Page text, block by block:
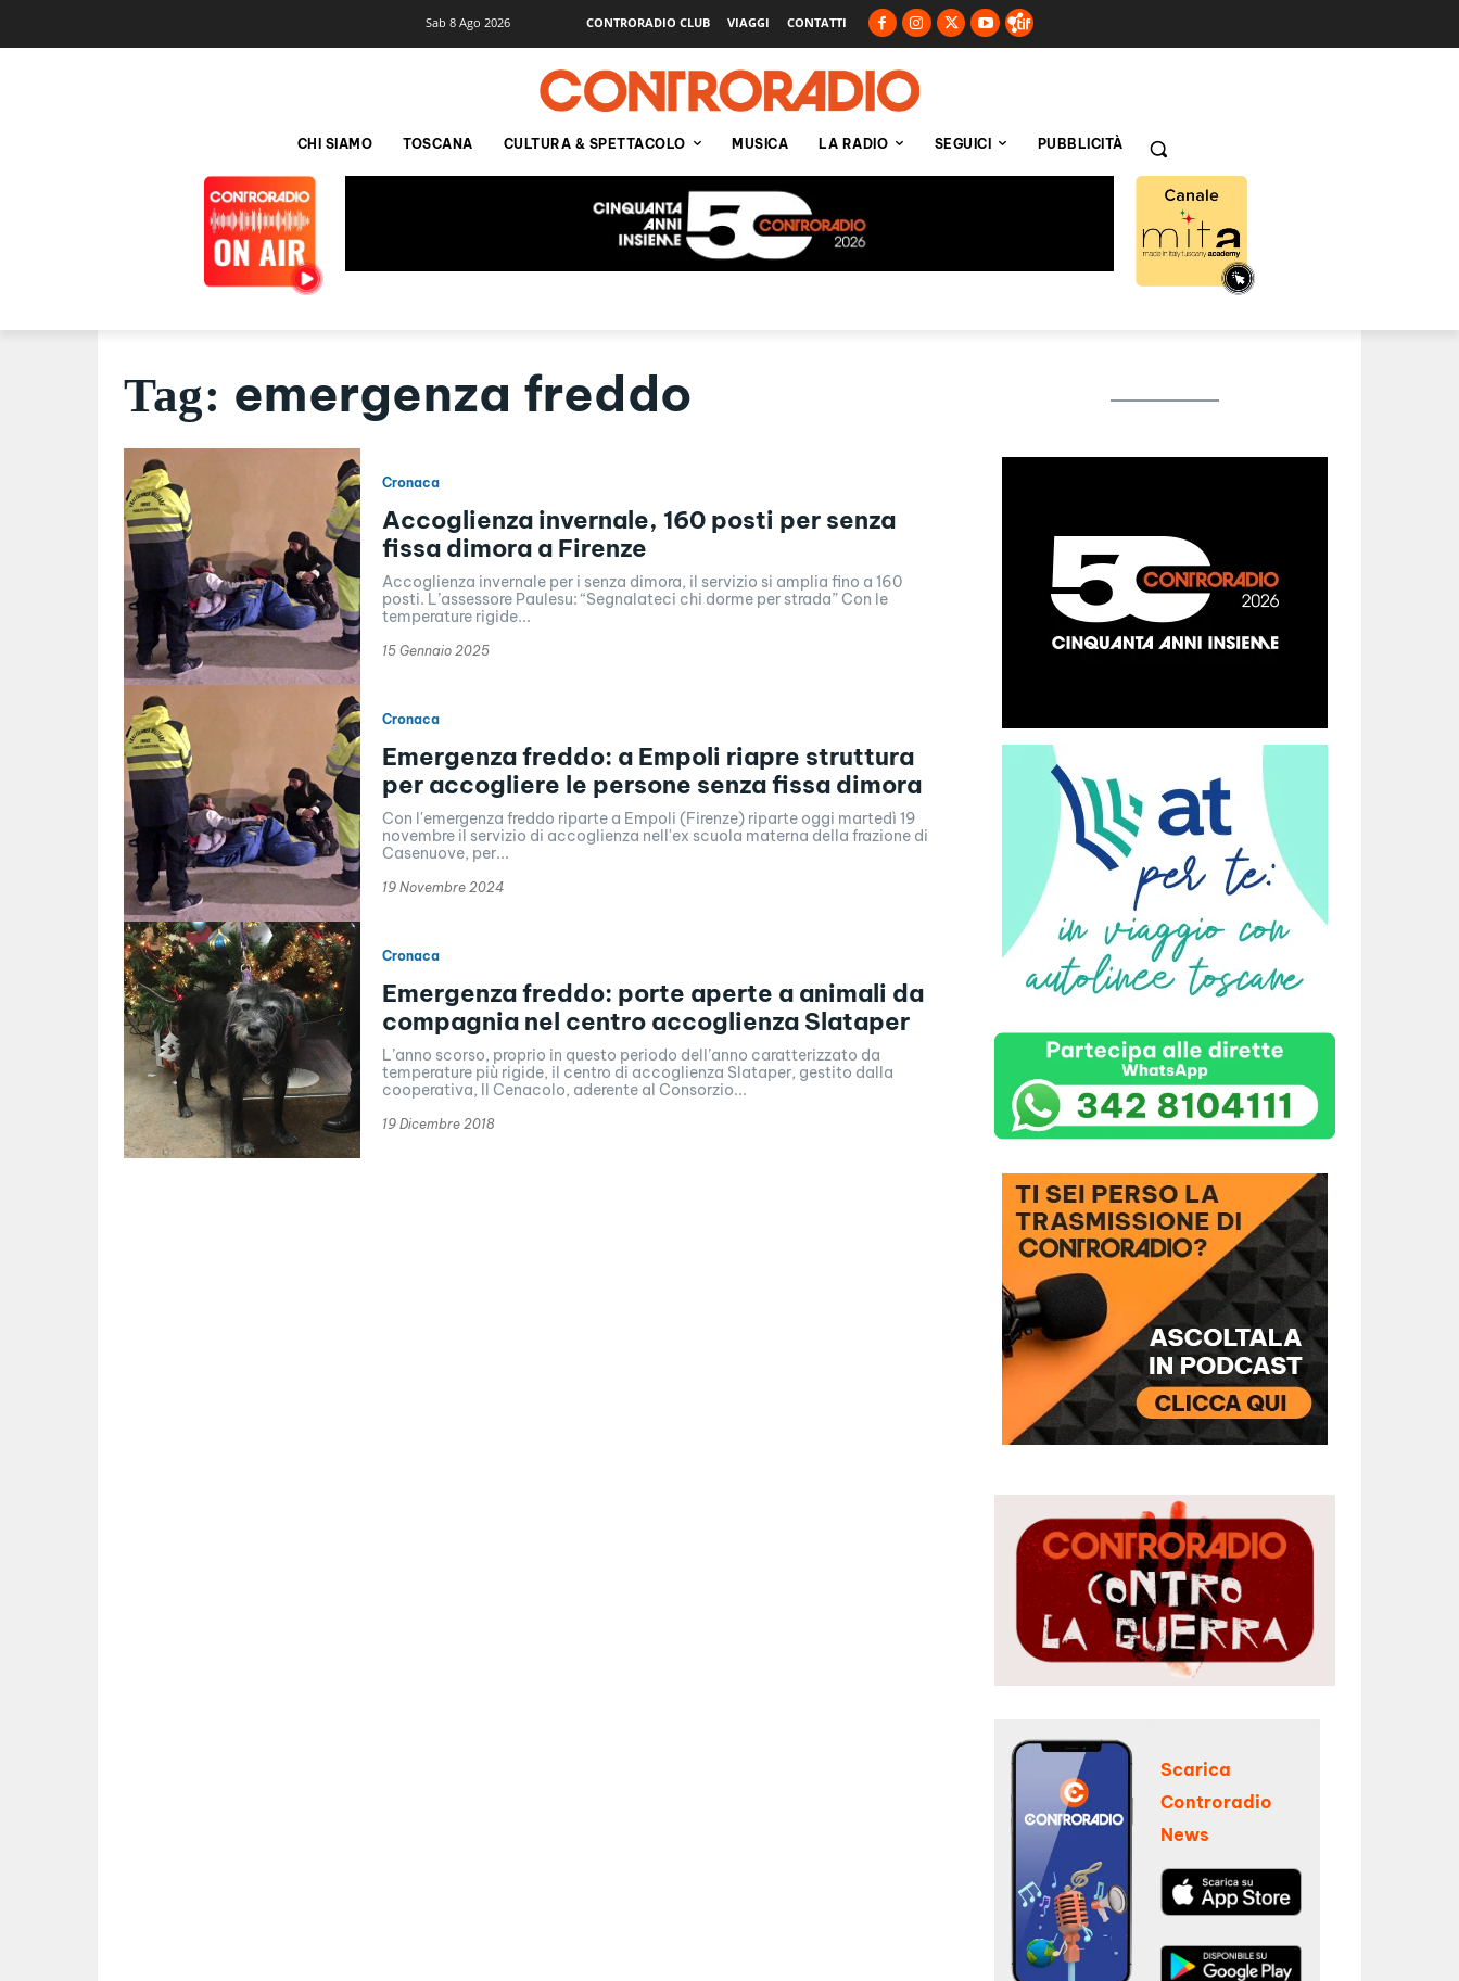
Sab 8 Ago 2026 CONTRORADIO CLUB VIAGGI CONTATTI
CHI SIAMO TOSCANA CULTURA & SPETTACOLO MUSICA LA RADIO SEGUICI PUBBLICITÀ
Tag: emergenza freddo
Cronaca
Accoglienza invernale, 160 posti per senza
fissa dimora a Firenze
Accoglienza invernale per i senza dimora, il servizio si amplia fino a 160
posti. L’assessore Paulesu: “Segnalateci chi dorme per strada” Con le
temperature rigide...
15 Gennaio 2025
Cronaca
Emergenza freddo: a Empoli riapre struttura
per accogliere le persone senza fissa dimora
Con l'emergenza freddo riparte a Empoli (Firenze) riparte oggi martedì 19
novembre il servizio di accoglienza nell'ex scuola materna della frazione di
Casenuove, per...
19 Novembre 2024
Cronaca
Emergenza freddo: porte aperte a animali da
compagnia nel centro accoglienza Slataper
L’anno scorso, proprio in questo periodo dell’anno caratterizzato da
temperature più rigide, il centro di accoglienza Slataper, gestito dalla
cooperativa, Il Cenacolo, aderente al Consorzio...
19 Dicembre 2018
Scarica
Controradio
News